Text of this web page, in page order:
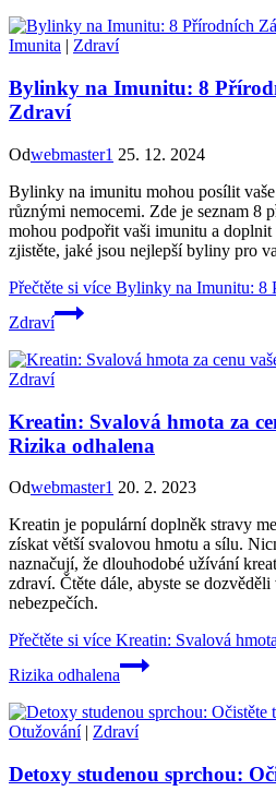
Imunita | Zdraví
Bylinky na Imunitu: 8
Zdraví
Odwebmaster1 25. 12. 2024
Bylinky na imunitu mohou posílit
různými nemocemi. Zde je seznam 8
mohou podpořit vaši imunitu a doplnit
zjistěte, jaké jsou nejlepší byliny pro
Přečtěte si více Bylinky na Imunitu: 8
Zdraví
Zdraví
Kreatin: Svalová hmota za
Rizika odhalena
Odwebmaster1 20. 2. 2023
Kreatin je populární doplněk stravy
získat větší svalovou hmotu a sílu.
naznačují, že dlouhodobé užívání
zdraví. Čtěte dále, abyste se
nebezpečích.
Přečtěte si více Kreatin: Svalová
Rizika odhalena
Otužování| Zdraví
Detoxy studenou sprchou: